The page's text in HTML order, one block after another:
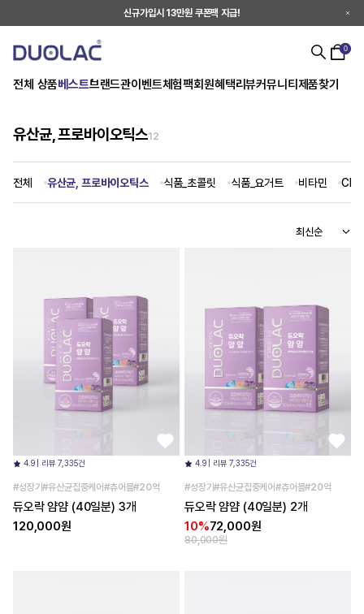
신규가입시 13만원 쿠폰팩 지급!
전체 상품베스트브랜드관이벤트체험팩회원혜택리뷰커뮤니티 제품찾기
0
유산균, 프로바이오틱스12
전체 유산균, 프로바이오틱스 식품_초콜릿 식품_요거트 비타민 CLA
4.9 | 리뷰 7,335건
#성장기#유산균집중케어#츄어블#20억
듀오락 얌얌 (40일분) 3개
120,000원
4.9 | 리뷰 7,335건
#성장기#유산균집중케어#츄어블#20억
듀오락 얌얌 (40일분) 2개
10%72,000원
80,000원